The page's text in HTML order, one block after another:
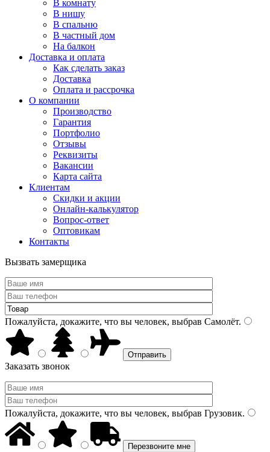
В комнату
В нишу
В спальню
В частный дом
На балкон
Доставка и оплата
Как сделать заказ
Доставка
Оплата и рассрочка
О компании
Производство
Гарантия
Портфолио
Отзывы
Реквизиты
Вакансии
Карта сайта
Клиентам
Скидки и акции
Онлайн-калькулятор
Вопрос-ответ
Оптовикам
Контакты
Вызвать замерщика
Пожалуйста, докажите, что вы человек, выбрав Самолёт.
Заказать звонок
Пожалуйста, докажите, что вы человек, выбрав Грузовик.